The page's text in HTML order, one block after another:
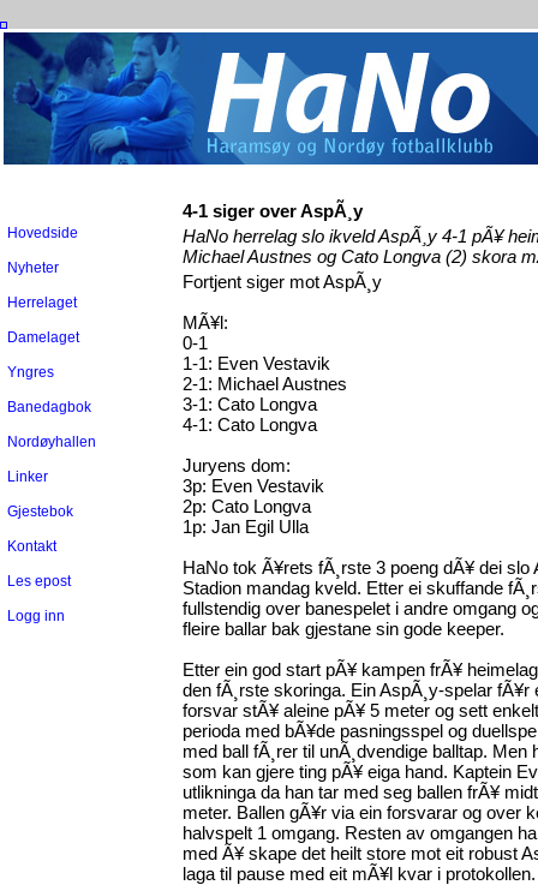
Hovedside
Nyheter
Herrelaget
Damelaget
Yngres
Banedagbok
Nordøyhallen
Linker
Gjestebok
Kontakt
Les epost
Logg inn
4-1 siger over AspÃ¸y
HaNo herrelag slo ikveld AspÃ¸y 4-1 pÃ¥
Michael Austnes og Cato Longva (2) skora
Fortjent siger mot AspÃ¸y
MÃ¥l:
0-1
1-1: Even Vestavik
2-1: Michael Austnes
3-1: Cato Longva
4-1: Cato Longva
Juryens dom:
3p: Even Vestavik
2p: Cato Longva
1p: Jan Egil Ulla
HaNo tok Ã¥rets fÃ¸rste 3 poeng dÃ¥ dei slo
Stadion mandag kveld. Etter ei skuffande
fullstendig over banespelet i andre omgang
fleire ballar bak gjestane sin gode keeper.
Etter ein god start pÃ¥ kampen frÃ¥
den fÃ¸rste skoringa. Ein AspÃ¸y-spelar
forsvar stÃ¥ aleine pÃ¥ 5 meter og sett
perioda med bÃ¥de pasningsspel og
med ball fÃ¸rer til unÃ¸dvendige balltap.
som kan gjere ting pÃ¥ eiga hand. Kaptein
utlikninga da han tar med seg ballen frÃ¥
meter. Ballen gÃ¥r via ein forsvarar og over
halvspelt 1 omgang. Resten av omgangen
med Ã¥ skape det heilt store mot eit robust
laga til pause med eit mÃ¥l kvar i protokollen.